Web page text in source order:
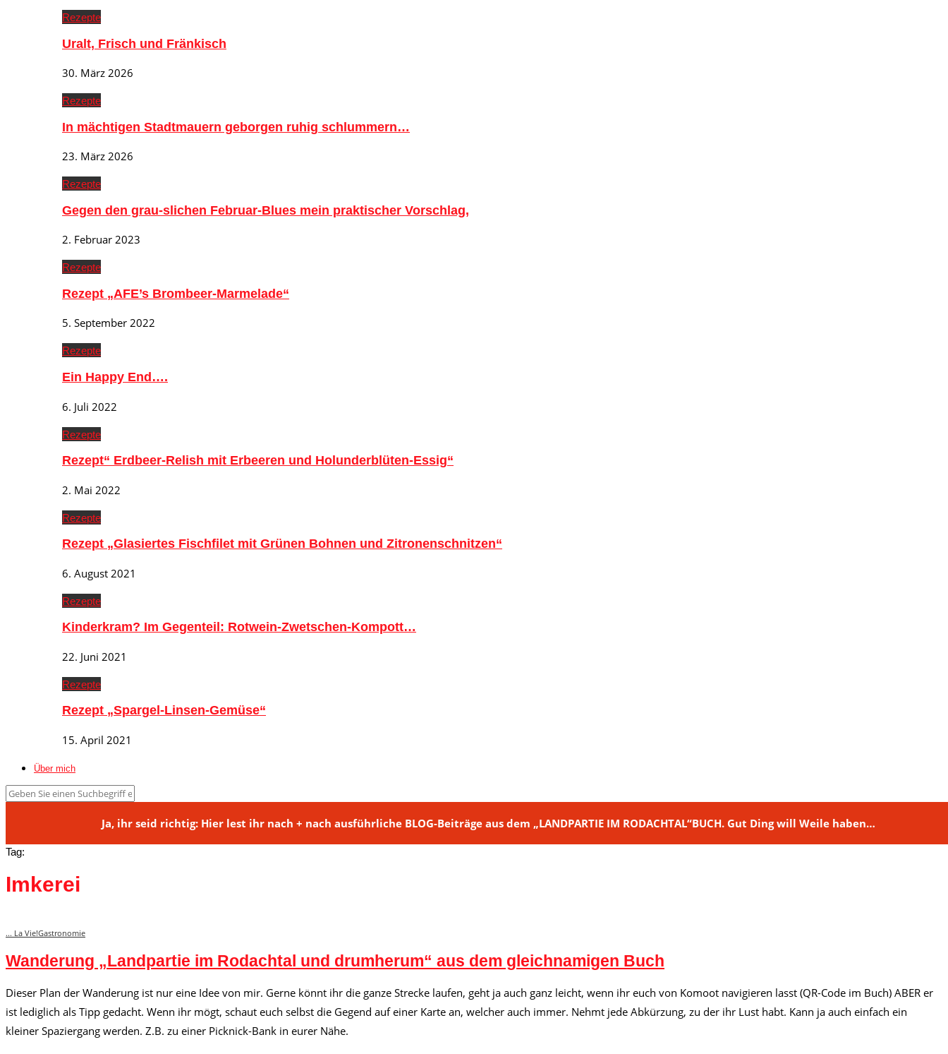
Rezepte
Uralt, Frisch und Fränkisch
30. März 2026
Rezepte
In mächtigen Stadtmauern geborgen ruhig schlummern…
23. März 2026
Rezepte
Gegen den grau-slichen Februar-Blues mein praktischer Vorschlag,
2. Februar 2023
Rezepte
Rezept „AFE’s Brombeer-Marmelade“
5. September 2022
Rezepte
Ein Happy End….
6. Juli 2022
Rezepte
Rezept“ Erdbeer-Relish mit Erbeeren und Holunderblüten-Essig“
2. Mai 2022
Rezepte
Rezept „Glasiertes Fischfilet mit Grünen Bohnen und Zitronenschnitzen“
6. August 2021
Rezepte
Kinderkram? Im Gegenteil: Rotwein-Zwetschen-Kompott…
22. Juni 2021
Rezepte
Rezept „Spargel-Linsen-Gemüse“
15. April 2021
Über mich
Ja, ihr seid richtig: Hier lest ihr nach + nach ausführliche BLOG-Beiträge aus dem „LANDPARTIE IM RODACHTAL“BUCH. Gut Ding will Weile haben…
Tag:
Imkerei
... La Vie!Gastronomie
Wanderung „Landpartie im Rodachtal und drumherum“ aus dem gleichnamigen Buch
Dieser Plan der Wanderung ist nur eine Idee von mir. Gerne könnt ihr die ganze Strecke laufen, geht ja auch ganz leicht, wenn ihr euch von Komoot navigieren lasst (QR-Code im Buch) ABER er
ist lediglich als Tipp gedacht. Wenn ihr mögt, schaut euch selbst die Gegend auf einer Karte an, welcher auch immer. Nehmt jede Abkürzung, zu der ihr Lust habt. Kann ja auch einfach ein
kleiner Spaziergang werden. Z.B. zu einer Picknick-Bank in eurer Nähe.